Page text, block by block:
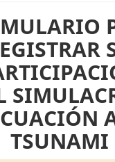
TSUNAMI